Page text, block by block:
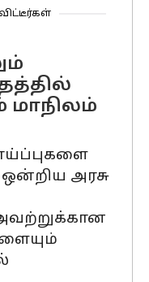
விட்டீர்கள்
மாநிலம்
அரசு